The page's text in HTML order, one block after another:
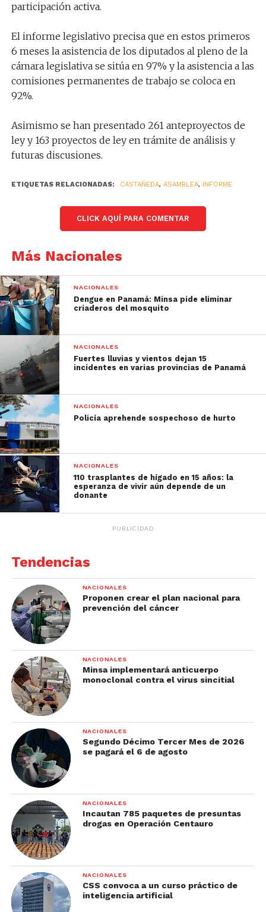
participación activa.
El informe legislativo precisa que en estos primeros
6 meses la asistencia de los diputados al pleno de la
cámara legislativa se sitúa en 97% y la asistencia a las
comisiones permanentes de trabajo se coloca en
92%.
Asimismo se han presentado 261 anteproyectos de
ley y 163 proyectos de ley en trámite de análisis y
futuras discusiones.
ETIQUETAS RELACIONADAS: CASTAÑEDA, ASAMBLEA, INFORME
CLICK AQUÍ PARA COMENTAR
Más Nacionales
NACIONALES
Dengue en Panamá: Minsa pide eliminar
criaderos del mosquito
NACIONALES
Fuertes lluvias y vientos dejan 15
incidentes en varias provincias de Panamá
NACIONALES
Policía aprehende sospechoso de hurto
NACIONALES
110 trasplantes de hígado en 15 años: la
esperanza de vivir aún depende de un
donante
PUBLICIDAD
Tendencias
NACIONALES
Proponen crear el plan nacional para
prevención del cáncer
NACIONALES
Minsa implementará anticuerpo
monoclonal contra el virus sincitial
NACIONALES
Segundo Décimo Tercer Mes de 2026
se pagará el 6 de agosto
NACIONALES
Incautan 785 paquetes de presuntas
drogas en Operación Centauro
NACIONALES
CSS convoca a un curso práctico de
inteligencia artificial